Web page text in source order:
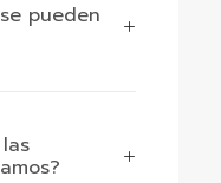
pueden